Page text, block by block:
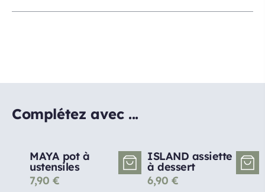
Complétez avec ...
MAYA pot à
ustensiles
7,90 €
ISLAND assiette
à dessert
6,90 €